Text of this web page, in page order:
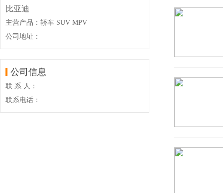
比亚迪
主营产品：轿车 SUV MPV
公司地址：
公司信息
联 系 人：
联系电话：